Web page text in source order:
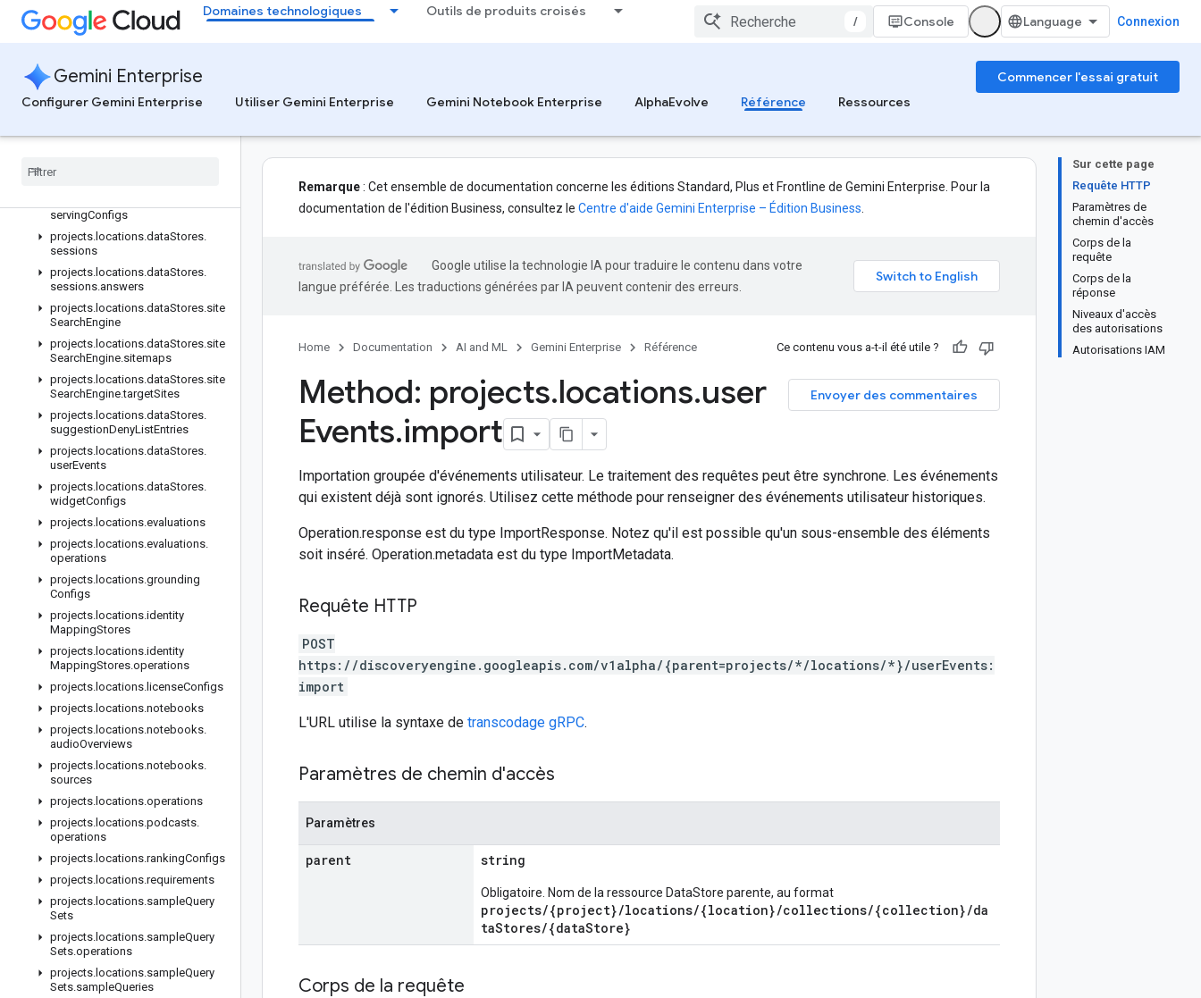
Domaines technologiques Outils de produits croisés
/ Console Connexion
Gemini Enterprise
Commencer l'essai gratuit
Configurer Gemini Enterprise
Utiliser Gemini Enterprise Gemini Notebook Enterprise AlphaEvolve Référence Ressources
projects.locations.dataStores.completionConfig
projects.locations.dataStores.conversations
projects.locations.dataStores.models.operations
schemas
servingConfigs
projects. locations.dataStores.
sessions
projects. locations.dataStores.
sessions.answers
projects. locations.dataStores.site
SearchEngine
projects. locations.dataStores.site
SearchEngine.sitemaps
projects. locations.dataStores.site
SearchEngine.targetSites
projects. locations.dataStores.
suggestionDenyListEntries
projects. locations.dataStores.
userEvents
projects. locations.dataStores.
widgetConfigs
projects. locations.evaluations
projects. locations.evaluations.
operations
projects. locations.grounding
Configs
projects. locations.identity
MappingStores
projects. locations.identity
MappingStores.operations
projects. locations. licenseConfigs
projects. locations.notebooks
projects. locations.notebooks.
audioOverviews
projects. locations.notebooks.
sources
projects. locations.operations
projects. locations.podcasts.
operations
projects. locations.rankingConfigs
projects. locations.requirements
projects. locations.sampleQuery
Sets
projects. locations.sampleQuery
Sets.operations
projects. locations.sampleQuery
Sets.sampleQueries
Sur cette page
Requête HTTP
Paramètres de
chemin d'accès
Corps de la
requête
Corps de la
réponse
Niveaux d'accès
des autorisations
Autorisations IAM
Remarque: Cet ensemble de documentation concerne les éditions Standard, Plus et Frontline de Gemini Enterprise. Pour la
documentation de l'édition Business, consultez le Centre d'aide Gemini Enterprise – Édition Business
Google utilise la technologie IA pour traduire le contenu dans votre
langue préférée. Les traductions générées par IA peuvent contenir des erreurs.
Home Documentation AI and ML Gemini Enterprise Référence Ce contenu vous a-t-il été utile ?
Envoyer des commentaires
Method: projects.locations.user
Events.import
Importation groupée d'événements utilisateur. Le traitement des requêtes peut être synchrone. Les événements
qui existent déjà sont ignorés. Utilisez cette méthode pour renseigner des événements utilisateur historiques.
Operation.response est du type ImportResponse. Notez qu'il est possible qu'un sous-ensemble des éléments
soit inséré. Operation.metadata est du type ImportMetadata.
Requête HTTP
POST
https://discoveryengine.googleapis.com/v1alpha/{parent=projects/*/locations/*}/userEvents:
import
L'URL utilise la syntaxe de transcodage gRPC.
Paramètres de chemin d'accès
Paramètres
parent string
Obligatoire. Nom de la ressource DataStore parente, au format
projects/{project}/locations/{location}/collections/{collection}/da
taStores/{dataStore}
Corps de la requête